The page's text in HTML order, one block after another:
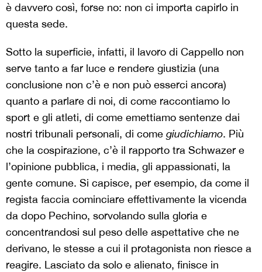
è davvero così, forse no: non ci importa capirlo in
questa sede.
Sotto la superficie, infatti, il lavoro di Cappello non
serve tanto a far luce e rendere giustizia (una
conclusione non c’è e non può esserci ancora)
quanto a parlare di noi, di come raccontiamo lo
sport e gli atleti, di come emettiamo sentenze dai
nostri tribunali personali, di come giudichiamo. Più
che la cospirazione, c’è il rapporto tra Schwazer e
l’opinione pubblica, i media, gli appassionati, la
gente comune. Si capisce, per esempio, da come il
regista faccia cominciare effettivamente la vicenda
da dopo Pechino, sorvolando sulla gloria e
concentrandosi sul peso delle aspettative che ne
derivano, le stesse a cui il protagonista non riesce a
reagire. Lasciato da solo e alienato, finisce in